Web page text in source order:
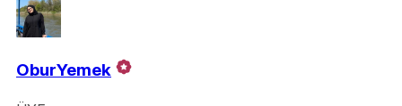
OburYemek